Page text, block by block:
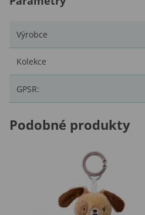
Výrobce
Kolekce
GPSR:
Podobné produkty